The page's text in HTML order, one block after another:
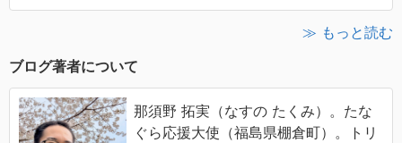
≫ もっと読む
ブログ著者について
那須野 拓実（なすの たくみ）。たな
ぐら応援大使（福島県棚倉町）。トリ